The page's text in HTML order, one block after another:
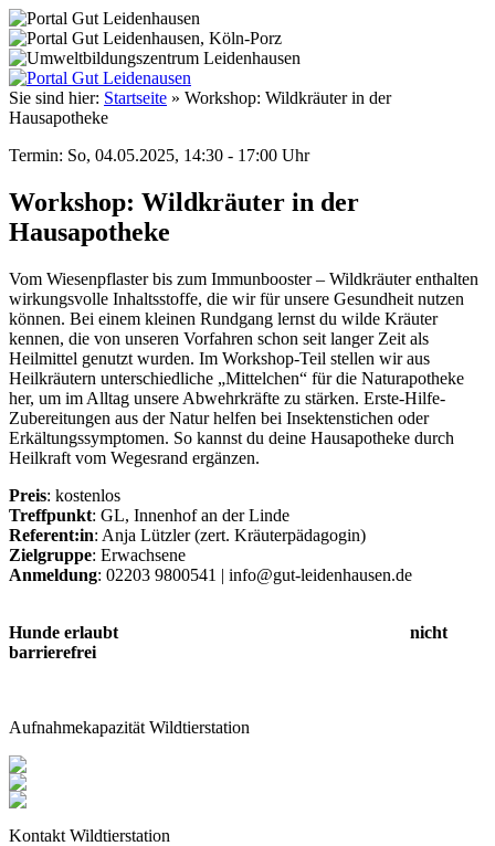
Sie sind hier: Startseite » Workshop: Wildkräuter in der
Hausapotheke
Termin: So, 04.05.2025, 14:30 - 17:00 Uhr
Workshop: Wildkräuter in der
Hausapotheke
Vom Wiesenpflaster bis zum Immunbooster – Wildkräuter enthalten
wirkungsvolle Inhaltsstoffe, die wir für unsere Gesundheit nutzen
können. Bei einem kleinen Rundgang lernst du wilde Kräuter
kennen, die von unseren Vorfahren schon seit langer Zeit als
Heilmittel genutzt wurden. Im Workshop-Teil stellen wir aus
Heilkräutern unterschiedliche „Mittelchen“ für die Naturapotheke
her, um im Alltag unsere Abwehrkräfte zu stärken. Erste-Hilfe-
Zubereitungen aus der Natur helfen bei Insektenstichen oder
Erkältungssymptomen. So kannst du deine Hausapotheke durch
Heilkraft vom Wegesrand ergänzen.
Preis: kostenlos
Treffpunkt: GL, Innenhof an der Linde
Referent:in: Anja Lützler (zert. Kräuterpädagogin)
Zielgruppe: Erwachsene
Anmeldung: 02203 9800541 | info@gut-leidenhausen.de
Hunde erlaubt nicht
barrierefrei
Aufnahmekapazität Wildtierstation
Kontakt Wildtierstation